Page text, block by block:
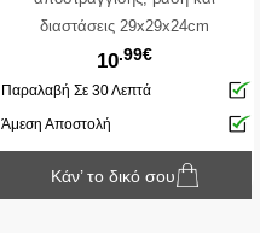
διαστάσεις 29x29x24cm
10.99€
Παραλαβή Σε 30 Λεπτά
Άμεση Αποστολή
Κάν’ το δικό σου